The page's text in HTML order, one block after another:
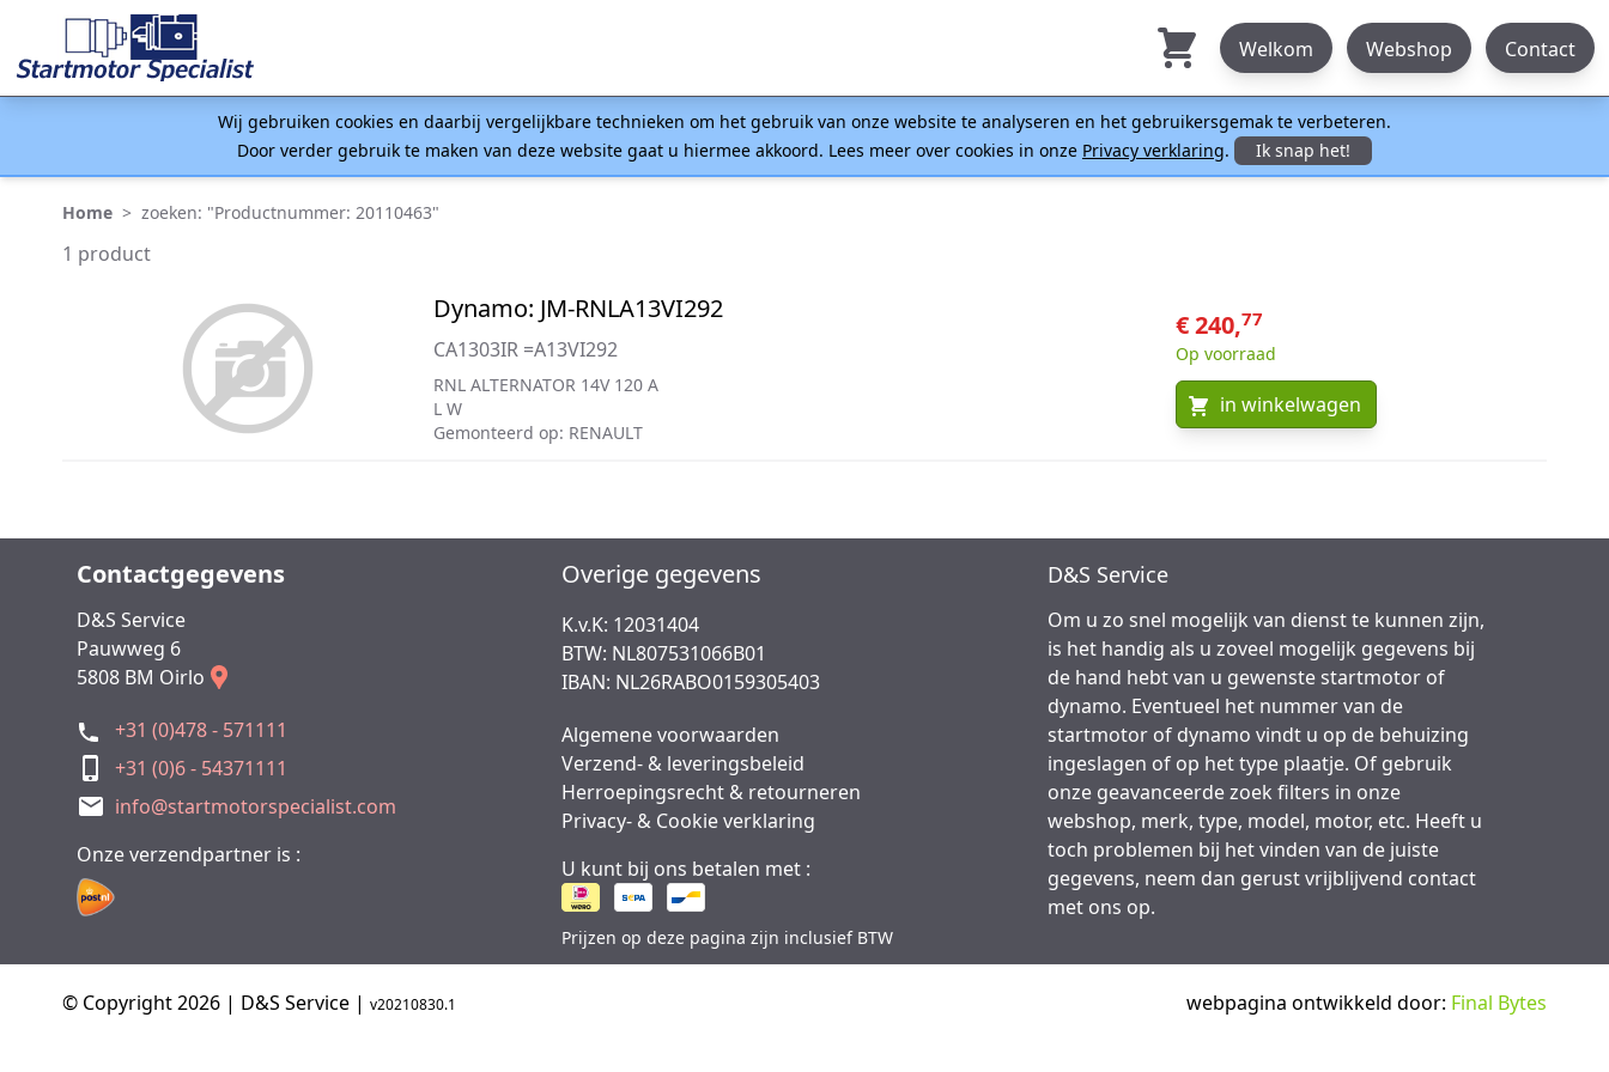
Welkom Webshop Contact
Wij gebruiken cookies en daarbij vergelijkbare technieken om het gebruik van onze website te analyseren en het gebruikersgemak te verbeteren.
Door verder gebruik te maken van deze website gaat u hiermee akkoord. Lees meer over cookies in onze Privacy verklaring. Ik snap het!
Home > zoeken: "Productnummer: 20110463"
1 product
Dynamo: JM-RNLA13VI292
CA1303IR =A13VI292
RNL ALTERNATOR 14V 120 A
L W
Gemonteerd op: RENAULT
€ 240,77
Op voorraad
in winkelwagen
Contactgegevens
D&S Service
Pauwweg 6
5808 BM Oirlo
+31 (0)478 - 571111
+31 (0)6 - 54371111
info@startmotorspecialist.com
Onze verzendpartner is :
Overige gegevens
K.v.K: 12031404
BTW: NL807531066B01
IBAN: NL26RABO0159305403
Algemene voorwaarden
Verzend- & leveringsbeleid
Herroepingsrecht & retourneren
Privacy- & Cookie verklaring
U kunt bij ons betalen met :
Prijzen op deze pagina zijn inclusief BTW
D&S Service
Om u zo snel mogelijk van dienst te kunnen zijn,
is het handig als u zoveel mogelijk gegevens bij
de hand hebt van u gewenste startmotor of
dynamo. Eventueel het nummer van de
startmotor of dynamo vindt u op de behuizing
ingeslagen of op het type plaatje. Of gebruik
onze geavanceerde zoek filters in onze
webshop, merk, type, model, motor, etc. Heeft u
toch problemen bij het vinden van de juiste
gegevens, neem dan gerust vrijblijvend contact
met ons op.
© Copyright 2026 | D&S Service | v20210830.1 webpagina ontwikkeld door: Final Bytes